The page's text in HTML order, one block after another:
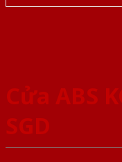
Cửa ABS
SGD